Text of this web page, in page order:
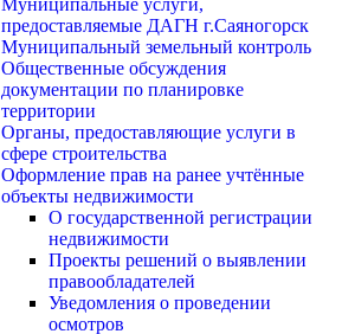
Муниципальные услуги,
предоставляемые ДАГН г.Саяногорск
Муниципальный земельный контроль
Общественные обсуждения
документации по планировке
территории
Органы, предоставляющие услуги в
сфере строительства
Оформление прав на ранее учтённые
объекты недвижимости
О государственной регистрации
недвижимости
Проекты решений о выявлении
правообладателей
Уведомления о проведении
осмотров